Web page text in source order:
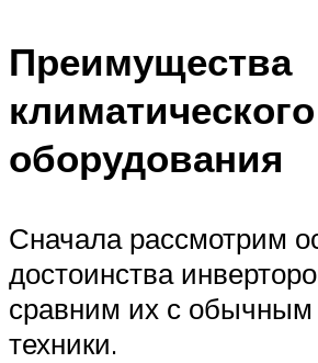
Преимущества
климатического
оборудования
Сначала рассмотрим
достоинства
сравним их с обычным
техники.